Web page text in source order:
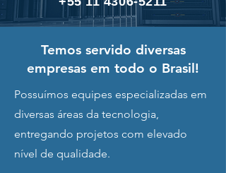
Temos servido diversas
empresas em todo o Brasil!
Possuímos equipes especializadas em
diversas áreas da tecnologia,
entregando projetos com elevado
nível de qualidade.